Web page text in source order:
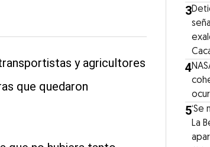
y agricultores
que quedaron
3
4
5‘Se
La